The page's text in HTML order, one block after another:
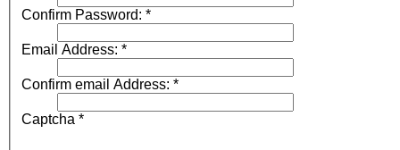
Confirm Password: *
Email Address: *
Confirm email Address: *
Captcha *